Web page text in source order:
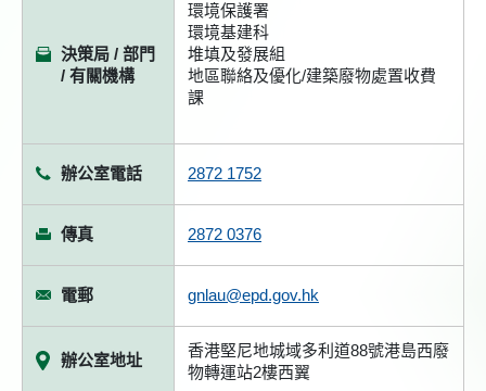
決策局 / 部門
/ 有關機構
環境保護署
環境基建科
堆填及發展組
地區聯絡及優化/建築廢物處置收費
課
辦公室電話 2872 1752
傳真 2872 0376
電郵 gnlau@epd.gov.hk
辦公室地址
香港堅尼地城域多利道88號港島西廢
物轉運站2樓西翼